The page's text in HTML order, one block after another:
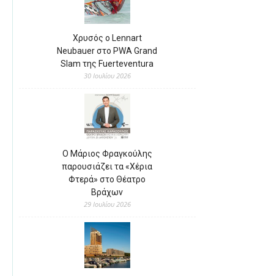
Χρυσός ο Lennart
Neubauer στο PWA Grand
Slam της Fuerteventura
30 Ιουλίου 2026
Ο Μάριος Φραγκούλης
παρουσιάζει τα «Χέρια
Φτερά» στο Θέατρο
Βράχων
29 Ιουλίου 2026